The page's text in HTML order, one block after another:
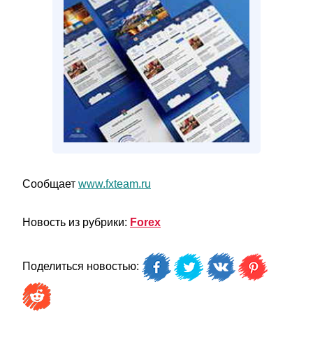
Сообщает www.fxteam.ru
Новость из рубрики: Forex
Поделиться новостью: